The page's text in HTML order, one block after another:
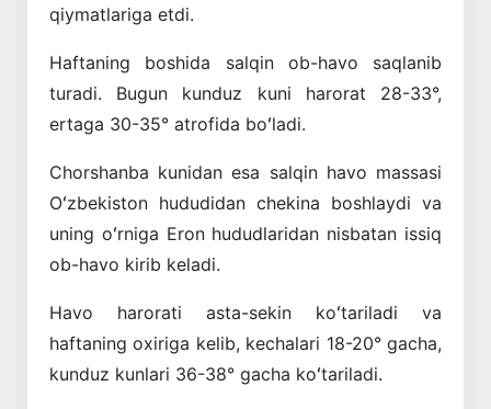
qiymatlariga etdi.
Haftaning boshida salqin ob-havo saqlanib
turadi. Bugun kunduz kuni harorat 28-33°,
ertaga 30-35° atrofida boʻladi.
Chorshanba kunidan esa salqin havo massasi
Oʻzbekiston hududidan chekina boshlaydi va
uning oʻrniga Eron hududlaridan nisbatan issiq
ob-havo kirib keladi.
Havo harorati asta-sekin koʻtariladi va
haftaning oxiriga kelib, kechalari 18-20° gacha,
kunduz kunlari 36-38° gacha koʻtariladi.